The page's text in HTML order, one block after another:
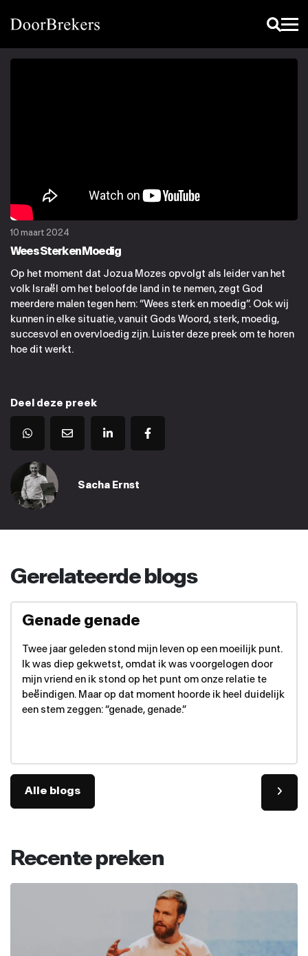
10 maart 2024
Wees Sterk en Moedig
Op het moment dat Jozua Mozes opvolgt als leider van het
volk Israël om het beloofde land in te nemen, zegt God
meerdere malen tegen hem: “Wees sterk en moedig”. Ook wij
kunnen in elke situatie, vanuit Gods Woord, sterk, moedig,
succesvol en overvloedig zijn. Luister deze preek om te horen
hoe dit werkt.
Deel deze preek
Sacha Ernst
Gerelateerde blogs
Genade genade
Twee jaar geleden stond mijn leven op een moeilijk punt.
Ik was diep gekwetst, omdat ik was voorgelogen door
mijn vriend en ik stond op het punt om onze relatie te
beëindigen. Maar op dat moment hoorde ik heel duidelijk
een stem zeggen: “genade, genade.”
Alle blogs
Recente preken